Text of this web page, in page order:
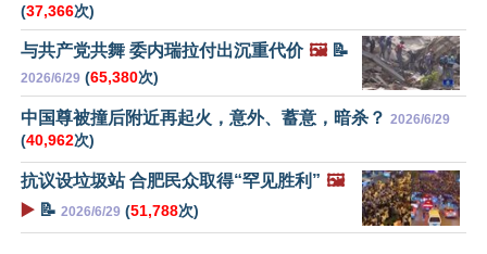
(37,366次)
与共产党共舞 委内瑞拉付出沉重代价 🖼️📝
2026/6/29 (65,380次)
中国尊被撞后附近再起火，意外、蓄意，暗杀？ 2026/6/29
(40,962次)
抗议设垃圾站 合肥民众取得“罕见胜利” 🖼️
▶️ 📝 2026/6/29 (51,788次)